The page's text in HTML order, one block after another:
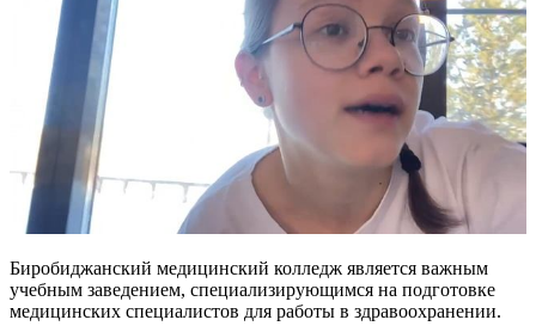
Биробиджанский медицинский колледж является важным
учебным заведением, специализирующимся на подготовке
медицинских специалистов для работы в здравоохранении.